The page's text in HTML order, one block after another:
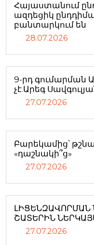
Հայաստանում
ազդեցիկ
բանտարկում են
28.07.2026
9-րդ գումարման
չէ.Արեգ
27.07.2026
Բարեկամից՝
«դաշնակի՞ց»
27.07.2026
ԼԻՑԵՆԶԱՎՈՐՄԱՆ
ՇԱՏԵՐԻՆ
27.07.2026